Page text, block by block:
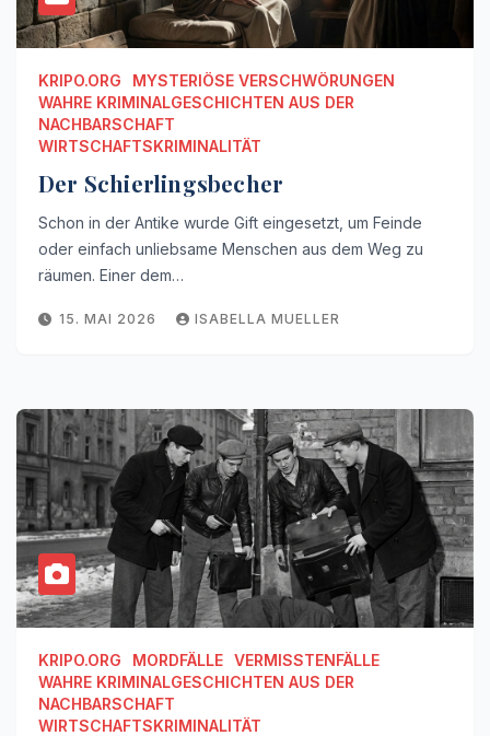
KRIPO.ORG
MYSTERIÖSE VERSCHWÖRUNGEN
WAHRE KRIMINALGESCHICHTEN AUS DER
NACHBARSCHAFT
WIRTSCHAFTSKRIMINALITÄT
Der Schierlingsbecher
Schon in der Antike wurde Gift eingesetzt, um Feinde
oder einfach unliebsame Menschen aus dem Weg zu
räumen. Einer dem…
15. MAI 2026 ISABELLA MUELLER
KRIPO.ORG MORDFÄLLE VERMISSTENFÄLLE
WAHRE KRIMINALGESCHICHTEN AUS DER
NACHBARSCHAFT
WIRTSCHAFTSKRIMINALITÄT